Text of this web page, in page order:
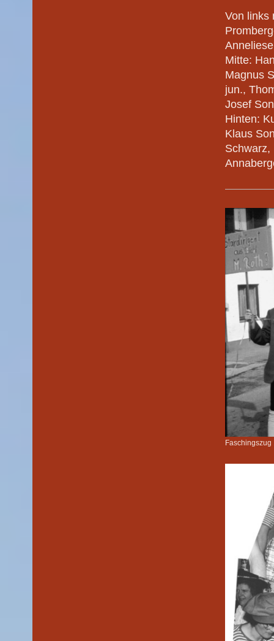
Von links
Mitte:
Magnus
jun.,
Josef
Hinten:
Klaus
Schwarz,